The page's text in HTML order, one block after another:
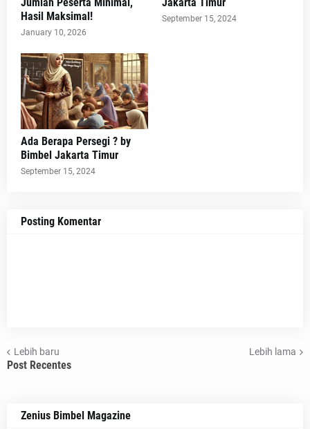
Hasil Maksimal!
January 10, 2026
September 15, 2024
Ada Berapa Persegi ? by
Bimbel Jakarta Timur
September 15, 2024
Posting Komentar
Lebih baru Lebih lama
Post Recentes
Zenius Bimbel Magazine